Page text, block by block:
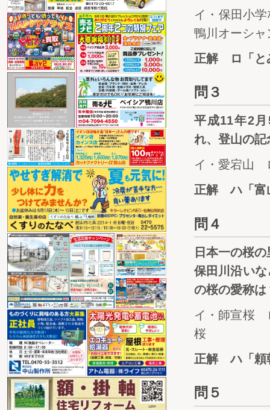
イ・保田小
鴨川オーシャ
正解 ロ「と
問３
平成11年2
れ、登山の
イ・愛宕山
正解 ハ「富
問４
日本一の桜
保田川沿い
の桜の愛称は
イ・師宣桜
桜
正解 ハ「頼
問５